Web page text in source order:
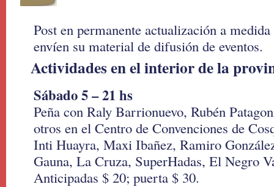
Post en permanente actualización a
envíen su material de difusión de eventos.
Actividades en el interior de la
Sábado 5 – 21 hs
Peña con Raly Barrionuevo, Rubén
otros en el Centro de Convenciones de
Inti Huayra, Maxi Ibañez, Ramiro
Gauna, La Cruza, SuperHadas, El Negro
Anticipadas $ 20; puerta $ 30.